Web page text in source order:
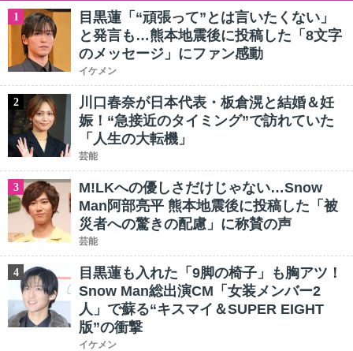
1
目黒蓮「“頑張って”とは言いたくない」
と発言も…熊本地震後に投稿した「8文字
のメッセージ」にファン感動
イケメン
2
川口春奈が日本代表・板倉滉と結婚＆妊
娠！“急接近のタイミング”で訪れていた
「人生の大転機」
芸能
3
M!LKへの優しさだけじゃない…Snow
Man阿部亮平 熊本地震後に投稿した「被
災者への驚きの配慮」に称賛の声
芸能
4
目黒蓮も入れた「9脚の椅子」も胸アツ！
Snow Man総出演CM「女装メンバー2
人」で蘇る“キスマイ＆SUPER EIGHT
版”の衝撃
イケメン